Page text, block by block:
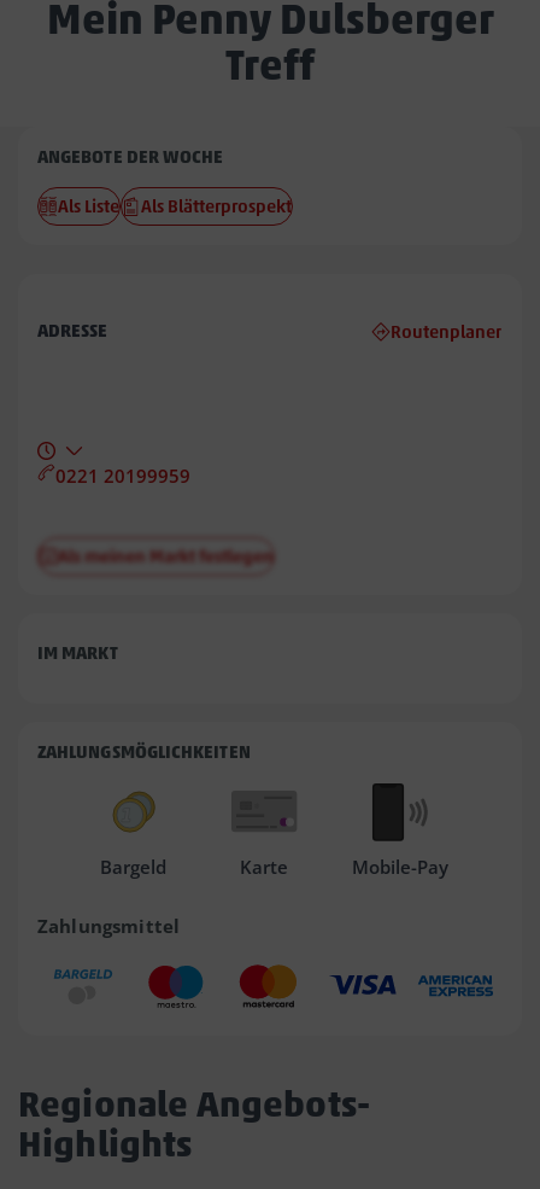
Mein Penny Dulsberger
Treff
Penny
Dulsberger
Treff
ANGEBOTE DER WOCHE
Als Liste Als Blätterprospekt
ADRESSE Routenplaner
0221 20199959
Als meinen Markt festlegen
IM MARKT
ZAHLUNGSMÖGLICHKEITEN
Bargeld Karte Mobile-Pay
Zahlungsmittel
Regionale Angebots-
Highlights